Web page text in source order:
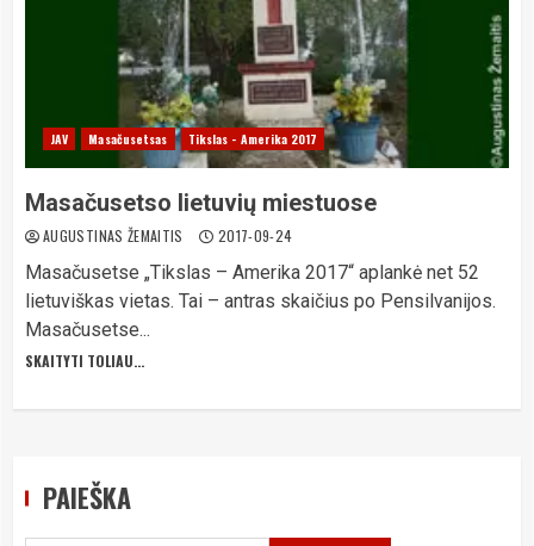
JAV Masačusetsas Tikslas - Amerika 2017
Masačusetso lietuvių miestuose
AUGUSTINAS ŽEMAITIS 2017-09-24
Masačusetse „Tikslas – Amerika 2017“ aplankė net 52
lietuviškas vietas. Tai – antras skaičius po Pensilvanijos.
Masačusetse...
SKAITYTI TOLIAU...
PAIEŠKA